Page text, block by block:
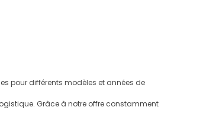
pour différents modèles et années de
Grâce à notre offre constamment